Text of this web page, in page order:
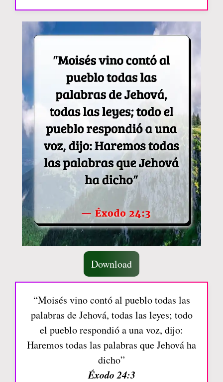
Download
“Moisés vino contó al pueblo todas las
palabras de Jehová, todas las leyes; todo
el pueblo respondió a una voz, dijo:
Haremos todas las palabras que Jehová ha
dicho”
Éxodo 24:3